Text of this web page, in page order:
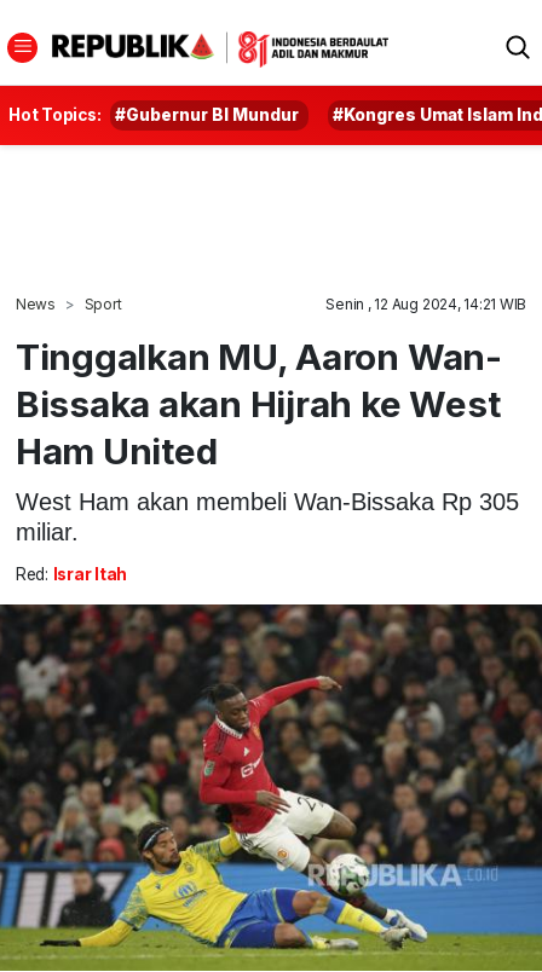
Hot Topics: #Gubernur BI Mundur #Kongres Umat Islam
News Sport Senin , 12 Aug 2024, 14:21 WIB
Tinggalkan MU, Aaron Wan-
Bissaka akan Hijrah ke West
Ham United
West Ham akan membeli Wan-Bissaka Rp 305
miliar.
Red: Israr Itah